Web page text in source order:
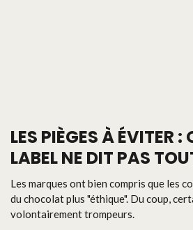
LES PIÈGES À ÉVITER :
LABEL NE DIT PAS
Les marques ont bien compris que les
du chocolat plus "éthique". Du coup,
volontairement trompeurs.